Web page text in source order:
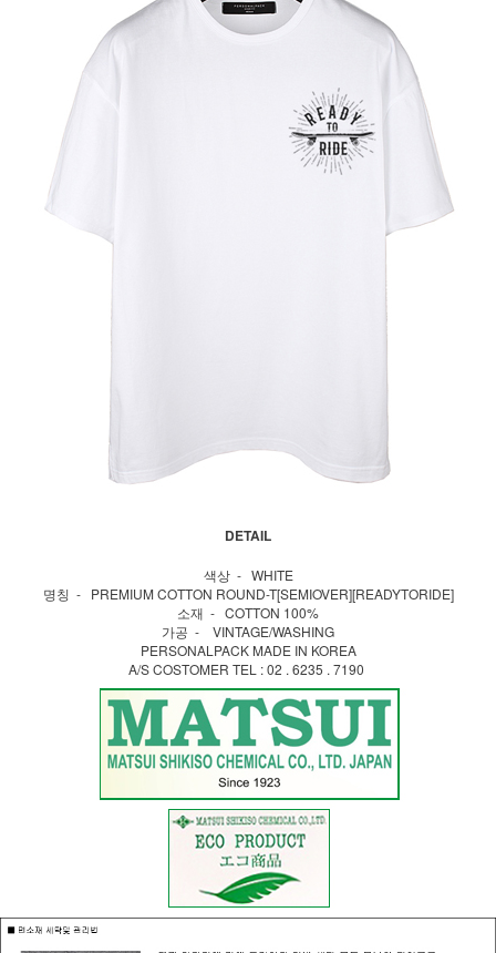
DETAIL
색상 - WHITE
명칭 - PREMIUM COTTON ROUND-T[SEMIOVER][READYTORIDE]
소재 - COTTON 100%
가공 - VINTAGE/WASHING
PERSONALPACK MADE IN KOREA
A/S COSTOMER TEL : 02 . 6235 . 7190